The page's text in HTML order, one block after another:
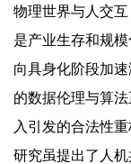
物理世界与人交
是产业生存和规
向具身化阶段加
的数据伦理与算
入引发的合法性
研究虽提出了人